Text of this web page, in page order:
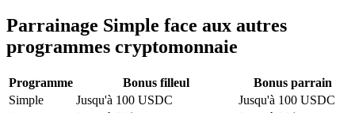
Parrainage Simple face aux autres
programmes cryptomonnaie
Programme Bonus filleul
Bonus parrain
Simple
Jusqu'à 100 USDC
Jusqu'à 100 USDC